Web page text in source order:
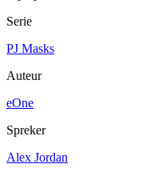
Serie
PJ Masks
Auteur
eOne
Spreker
Alex Jordan